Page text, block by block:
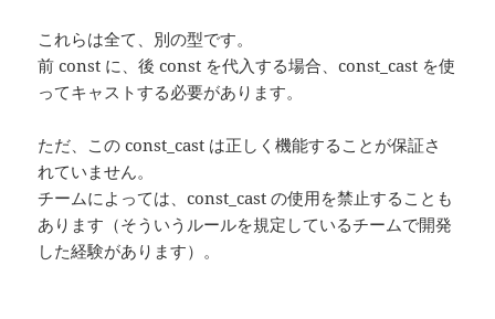
これらは全て、別の型です。
前 const に、後 const を代入する場合、const_cast を使
ってキャストする必要があります。
ただ、この const_cast は正しく機能することが保証さ
れていません。
チームによっては、const_cast の使用を禁止することも
あります（そういうルールを規定しているチームで開発
した経験があります）。